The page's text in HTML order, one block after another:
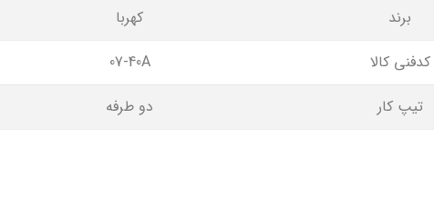
برند
کهربا
کدفنی کالا
07-40A
تیپ کار
دو طرفه